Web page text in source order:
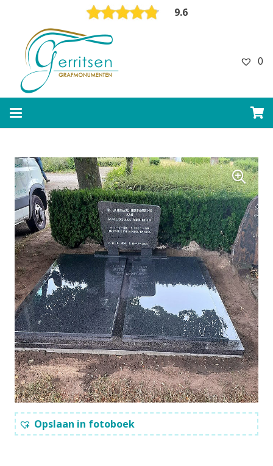
9.6
0
Opslaan in fotoboek